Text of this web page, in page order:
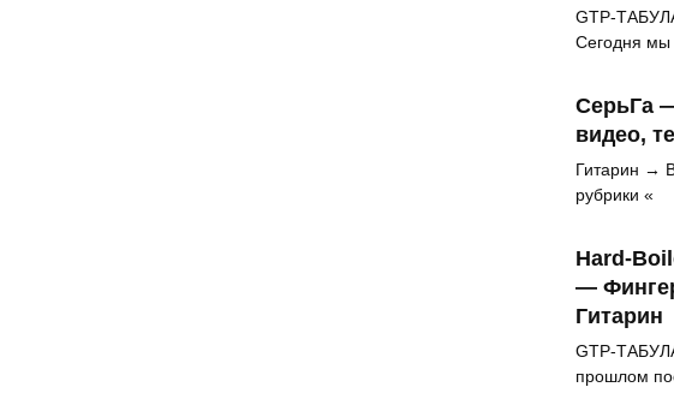
GTP-
Сегодня мы
СерьГа
видео,
Гитарин →
рубрики «
Hard-
—
Гитарин
GTP-
прошлом